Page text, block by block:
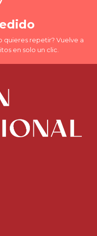
quieres repetir? Vuelve a
en solo un clic.